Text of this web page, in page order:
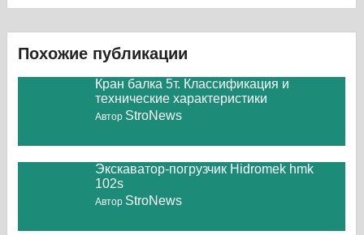
Похожие публикации
Кран балка 5т. Классификация и
технические характеристики
Автор StroNews
Экскаватор-погрузчик Hidromek hmk
102s
Автор StroNews